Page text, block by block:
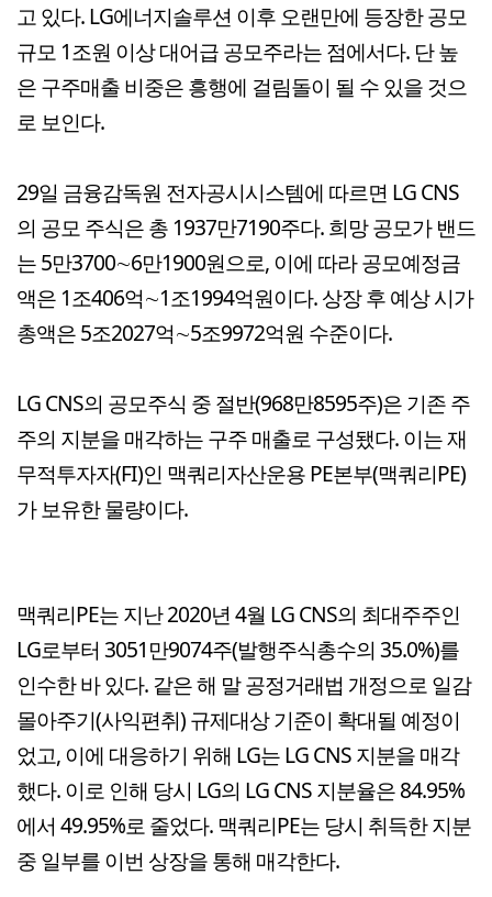
고 있다. LG에너지솔루션 이후 오랜만에 등장한 공모
규모 1조원 이상 대어급 공모주라는 점에서다. 단 높
은 구주매출 비중은 흥행에 걸림돌이 될 수 있을 것으
로 보인다.
29일 금융감독원 전자공시시스템에 따르면 LG CNS
의 공모 주식은 총 1937만7190주다. 희망 공모가 밴드
는 5만3700∼6만1900원으로, 이에 따라 공모예정금
액은 1조406억∼1조1994억원이다. 상장 후 예상 시가
총액은 5조2027억∼5조9972억원 수준이다.
LG CNS의 공모주식 중 절반(968만8595주)은 기존 주
주의 지분을 매각하는 구주 매출로 구성됐다. 이는 재
무적투자자(FI)인 맥쿼리자산운용 PE본부(맥쿼리PE)
가 보유한 물량이다.
맥쿼리PE는 지난 2020년 4월 LG CNS의 최대주주인
LG로부터 3051만9074주(발행주식총수의 35.0%)를
인수한 바 있다. 같은 해 말 공정거래법 개정으로 일감
몰아주기(사익편취) 규제대상 기준이 확대될 예정이
었고, 이에 대응하기 위해 LG는 LG CNS 지분을 매각
했다. 이로 인해 당시 LG의 LG CNS 지분율은 84.95%
에서 49.95%로 줄었다. 맥쿼리PE는 당시 취득한 지분
중 일부를 이번 상장을 통해 매각한다.